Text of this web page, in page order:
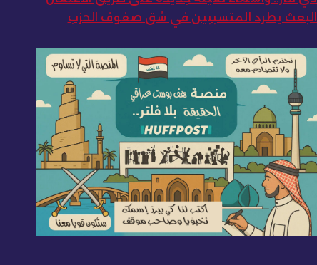
البعث يطرد المتسببين في شق صفوف الحزب